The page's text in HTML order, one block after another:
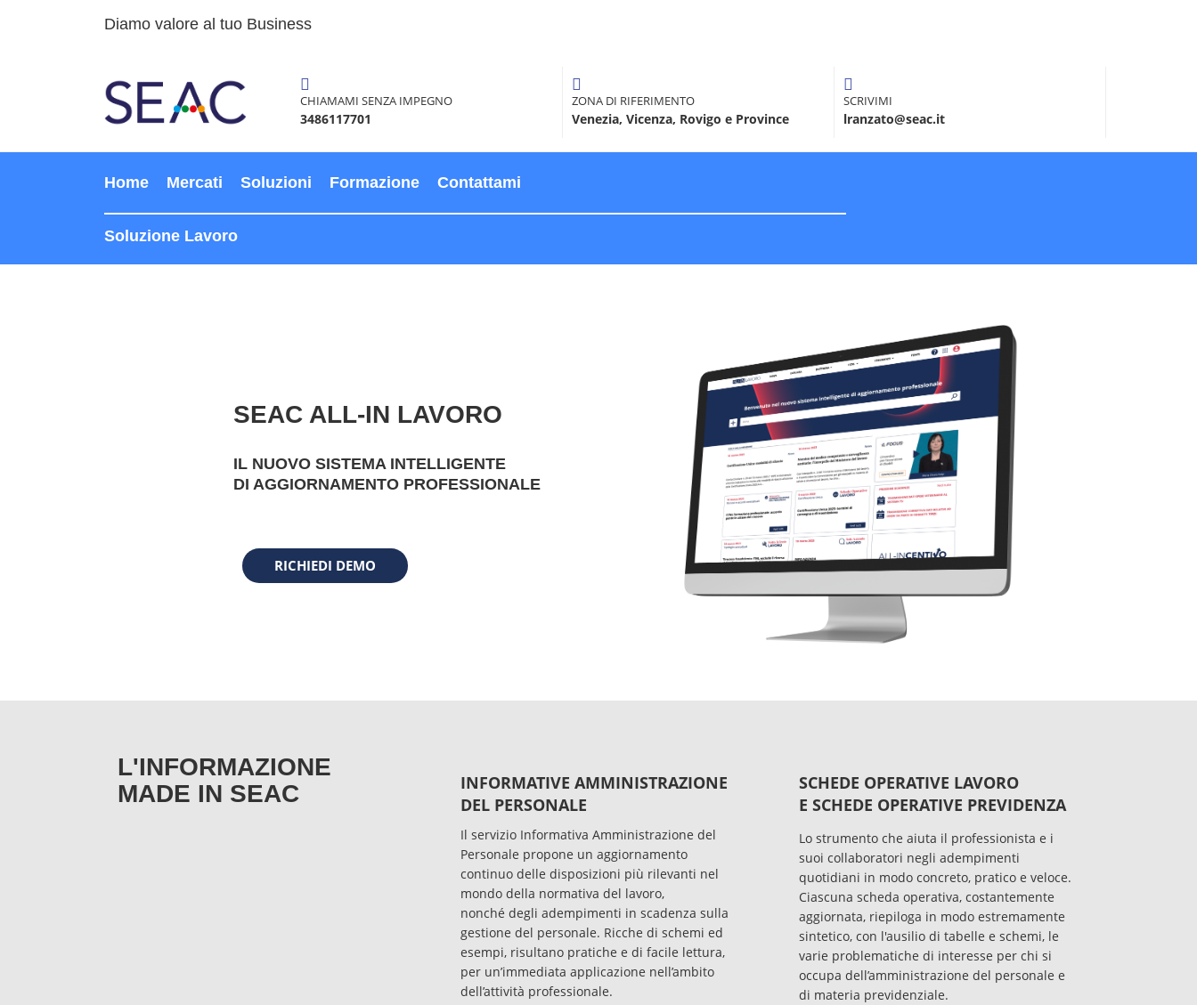
Diamo valore al tuo Business
CHIAMAMI SENZA IMPEGNO
3486117701
ZONA DI RIFERIMENTO
Venezia, Vicenza, Rovigo e Province
SCRIVIMI
lranzato@seac.it
Home Mercati Soluzioni Formazione Contattami
Soluzione Lavoro
SEAC ALL-IN LAVORO
IL NUOVO SISTEMA INTELLIGENTE
DI AGGIORNAMENTO PROFESSIONALE
RICHIEDI DEMO
L'INFORMAZIONE
MADE IN SEAC
INFORMATIVE AMMINISTRAZIONE
DEL PERSONALE
Il servizio Informativa Amministrazione del
Personale propone un aggiornamento
continuo delle disposizioni più rilevanti nel
mondo della normativa del lavoro,
nonché degli adempimenti in scadenza sulla
gestione del personale. Ricche di schemi ed
esempi, risultano pratiche e di facile lettura,
per un’immediata applicazione nell’ambito
dell’attività professionale.
SCHEDE OPERATIVE LAVORO
E SCHEDE OPERATIVE PREVIDENZA
Lo strumento che aiuta il professionista e i
suoi collaboratori negli adempimenti
quotidiani in modo concreto, pratico e veloce.
Ciascuna scheda operativa, costantemente
aggiornata, riepiloga in modo estremamente
sintetico, con l'ausilio di tabelle e schemi, le
varie problematiche di interesse per chi si
occupa dell’amministrazione del personale e
di materia previdenziale.